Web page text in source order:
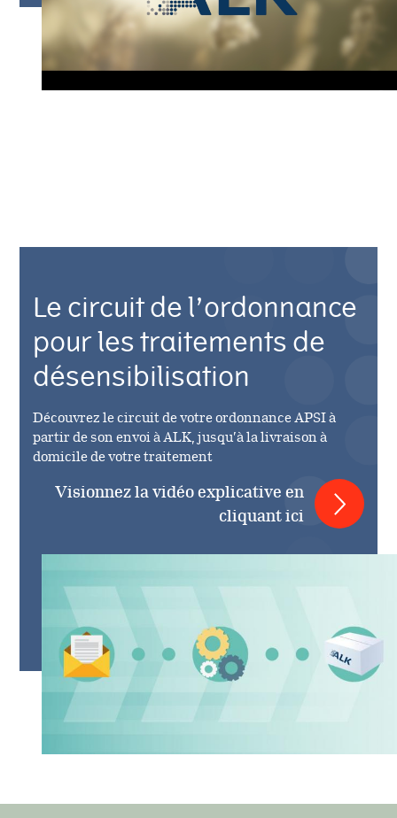
Le circuit de l’ordonnance
pour les traitements de
désensibilisation
Découvrez le circuit de votre ordonnance APSI à
partir de son envoi à ALK, jusqu’à la livraison à
domicile de votre traitement
Visionnez la vidéo explicative en
cliquant ici